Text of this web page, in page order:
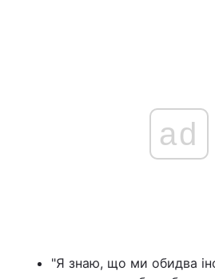
ad
"Я знаю, що ми обидва